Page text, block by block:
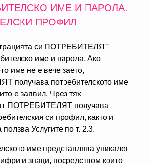
ИМЕ И ПАРОЛА.
ПРОФИЛ
си ПОТРЕБИТЕЛЯТ
име и парола. Ако
име не е вече заето,
получава потребителското име
е заявил. Чрез тях
ПОТРЕБИТЕЛЯТ получава
си профил, както и
Услугите по т. 2.3.
име представлява уникален
и знаци, посредством които